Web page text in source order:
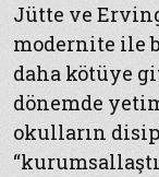
Jütte ve
modernite ile
daha kötüye
dönemde
okulların